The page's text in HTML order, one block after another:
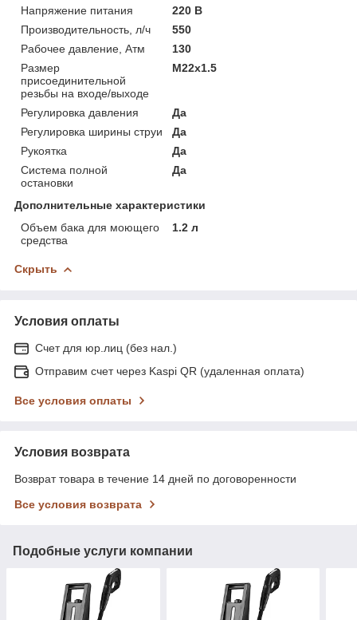
Напряжение питания
220 В
Производительность, л/ч
550
Рабочее давление, Атм
130
Размер
присоединительной
резьбы на входе/выходе
М22х1.5
Регулировка давления
Да
Регулировка ширины струи
Да
Рукоятка
Да
Система полной
остановки
Да
Дополнительные характеристики
Объем бака для моющего
средства
1.2 л
Скрыть
Условия оплаты
Счет для юр.лиц (без нал.)
Отправим счет через Kaspi QR (удаленная оплата)
Все условия оплаты
Условия возврата
Возврат товара в течение 14 дней по договоренности
Все условия возврата
Подобные услуги компании